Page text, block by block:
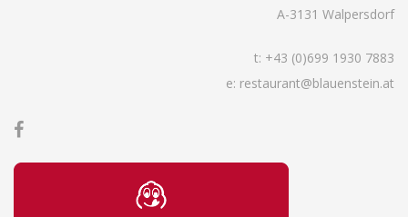
A-3131 Walpersdorf
t: +43 (0)699 1930 7883
e: restaurant@blauenstein.at